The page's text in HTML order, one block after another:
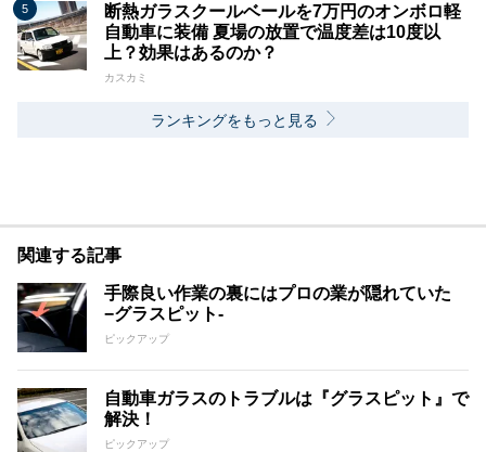
断熱ガラスクールベールを7万円のオンボロ軽
自動車に装備 夏場の放置で温度差は10度以
上？効果はあるのか？
カスカミ
ランキングをもっと見る
関連する記事
手際良い作業の裏にはプロの業が隠れていた
−グラスピット-
ピックアップ
自動車ガラスのトラブルは『グラスピット』で
解決！
ピックアップ